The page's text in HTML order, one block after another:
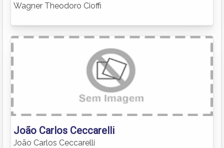
Wagner Theodoro Cioffi
João Carlos Ceccarelli
João Carlos Ceccarelli